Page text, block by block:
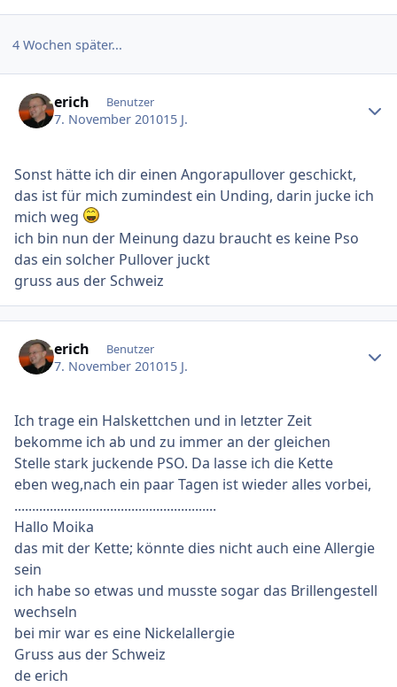
4 Wochen später...
erich Benutzer
7. November 201015 J.
Sonst hätte ich dir einen Angorapullover geschickt,
das ist für mich zumindest ein Unding, darin jucke ich
mich weg
ich bin nun der Meinung dazu braucht es keine Pso
das ein solcher Pullover juckt
gruss aus der Schweiz
erich Benutzer
7. November 201015 J.
Ich trage ein Halskettchen und in letzter Zeit
bekomme ich ab und zu immer an der gleichen
Stelle stark juckende PSO. Da lasse ich die Kette
eben weg,nach ein paar Tagen ist wieder alles vorbei,
.........................................................
Hallo Moika
das mit der Kette; könnte dies nicht auch eine Allergie
sein
ich habe so etwas und musste sogar das Brillengestell
wechseln
bei mir war es eine Nickelallergie
Gruss aus der Schweiz
de erich